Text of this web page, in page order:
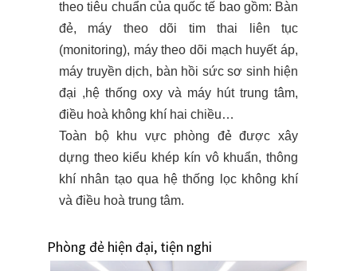
theo tiêu chuẩn của quốc tế bao gồm: Bàn
đẻ, máy theo dõi tim thai liên tục
(monitoring), máy theo dõi mạch huyết áp,
máy truyền dịch, bàn hồi sức sơ sinh hiện
đại ,hệ thống oxy và máy hút trung tâm,
điều hoà không khí hai chiều…
Toàn bộ khu vực phòng đẻ được xây
dựng theo kiểu khép kín vô khuẩn, thông
khí nhân tạo qua hệ thống lọc không khí
và điều hoà trung tâm.
Phòng đẻ hiện đại, tiện nghi